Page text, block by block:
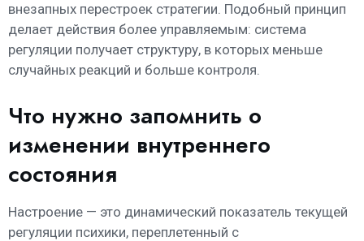
внезапных перестроек стратегии. Подобный принцип
делает действия более управляемым: система
регуляции получает структуру, в которых меньше
случайных реакций и больше контроля.
Что нужно запомнить о
изменении внутреннего
состояния
Настроение — это динамический показатель текущей
регуляции психики, переплетенный с